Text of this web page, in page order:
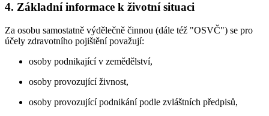
4. Základní informace k životní situaci
Za osobu samostatně výdělečně činnou (dále též "OSVČ") se pro
účely zdravotního pojištění považují:
osoby podnikající v zemědělství,
osoby provozující živnost,
osoby provozující podnikání podle zvláštních předpisů,